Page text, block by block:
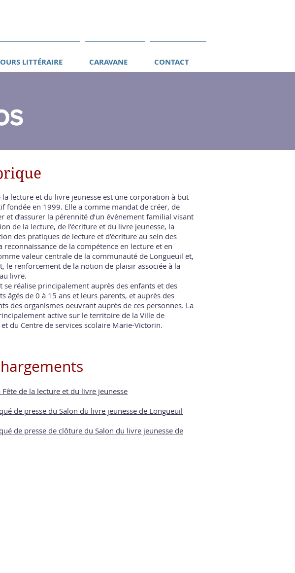
LITTÉRAIRE CARAVANE CONTACT
la lecture et du livre jeunesse est une corporation à but
fondée en 1999. Elle a comme mandat de créer, de
et d’assurer la pérennité d’un événement familial visant
de la lecture, de l’écriture et du livre jeunesse, la
des pratiques de lecture et d’écriture au sein des
reconnaissance de la compétence en lecture et en
valeur centrale de la communauté de Longueuil et,
le renforcement de la notion de plaisir associée à la
livre.
se réalise principalement auprès des enfants et des
âgés de 0 à 15 ans et leurs parents, et auprès des
des organismes oeuvrant auprès de ces personnes. La
active sur le territoire de la Ville de
du Centre de services scolaire Marie-Victorin.
Fête de la lecture et du livre jeunesse
de presse du Salon du livre jeunesse de Longueuil
de presse de clôture du Salon du livre jeunesse de